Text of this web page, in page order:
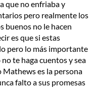
que no enfriaba y
pero realmente los
buenos no le hacen
es que si estas
pero lo más importante
te haga cuentos y sea
Mathews es la persona
falto a sus promesas